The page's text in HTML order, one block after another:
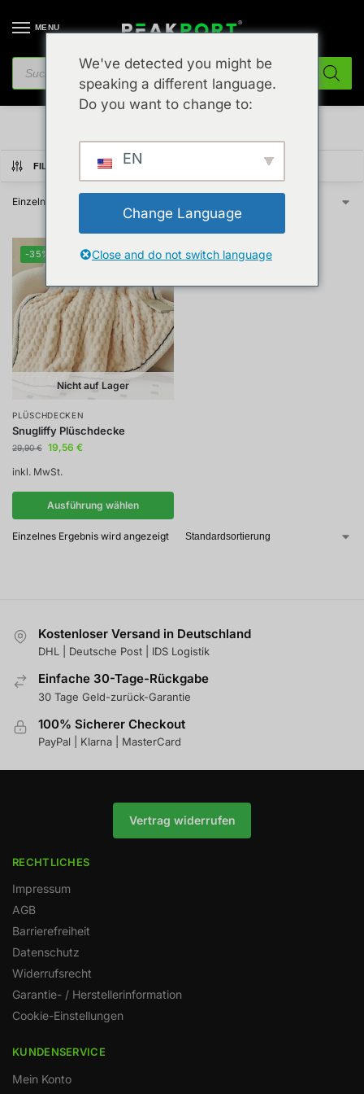
MENU
Plüschdecken
FILTER ANZEIGEN
Einzelnes Ergebnis wird angezeigt
-35%
Nicht auf Lager
PLÜSCHDECKEN
Snugliffy Plüschdecke
29,90€ 19,56 €
inkl. MwSt.
Ausführung wählen
Einzelnes Ergebnis wird angezeigt
Kostenloser Versand in Deutschland
DHL | Deutsche Post | IDS Logistik
Einfache 30-Tage-Rückgabe
30 Tage Geld-zurück-Garantie
100% Sicherer Checkout
PayPal | Klarna | MasterCard
Vertrag widerrufen
RECHTLICHES
Impressum
AGB
Barrierefreiheit
Datenschutz
Widerrufsrecht
Garantie- / Herstellerinformation
Cookie-Einstellungen
KUNDENSERVICE
Mein Konto
We've detected you might be
speaking a different language.
Do you want to change to:
EN
Change Language
Close and do not switch language